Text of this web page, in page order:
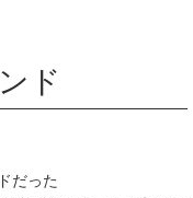
ド
だった